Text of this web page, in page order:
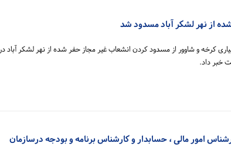
از نهر لشکر آباد مسدود شد
کرخه و شاوور از مسدود کردن انشعاب غیر مجاز حفر شده از نهر لشکر آباد در
خبر داد.
امور مالی ، حسابدار و کارشناس برنامه و بودجه درسازمان